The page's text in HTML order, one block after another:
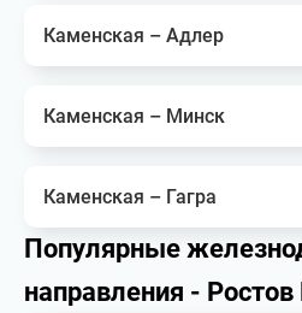
Каменская – Адлер
Каменская – Минск
Каменская – Гагра
Популярные
направления -